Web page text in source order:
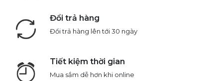
Đổi trả hàng
Đổi trả hàng lên tới 30 ngày
Tiết kiệm thời gian
Mua sắm dễ hơn khi online